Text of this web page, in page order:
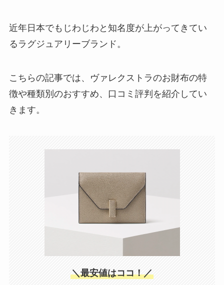
近年日本でもじわじわと知名度が上がってきてい
るラグジュアリーブランド。
こちらの記事では、ヴァレクストラのお財布の特
徴や種類別のおすすめ、口コミ評判を紹介してい
きます。
＼最安値はココ！／